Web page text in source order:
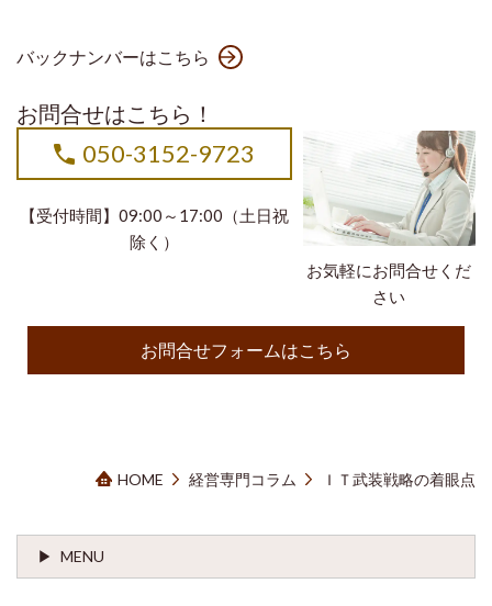
バックナンバーはこちら
お問合せはこちら！
お気軽にお問合せくだ
さい
050-3152-9723
【受付時間】09:00～17:00（土日祝
除く）
お問合せフォームはこちら
HOME 経営専門コラム ＩＴ武装戦略の着眼点
MENU